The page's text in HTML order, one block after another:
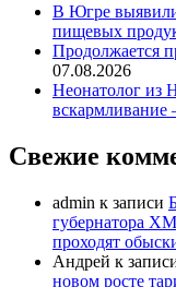
В Югре выявили
пищевых
Продолжается
07.08.2026
Неонатолог из
вскармливание
Свежие
admin к записи
губернатора
проходят
Андрей к
новом росте